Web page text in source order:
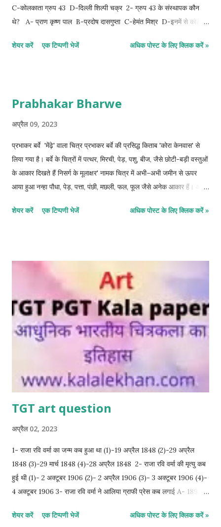
C-कोलकाता ग्रुप 43 D-दिल्ली शिल्पी चक्र 2- ग्रुप 43 के संस्थापक कौन
थे? A- प्राण कृष्ण पाल B-प्रदोष दासगुप्ता C-हेमंत मिश्र D-इनमें से कोई
प्रदोष दासगुप्ता B-प्राण कृष्ण पाल C-कमला दास गुप्ता D-गोपाल घोष
D-1940 असम. 6- प्रदोष दासगुप्ता किस पश्चिमी मूर्तिकार की कला से काफी
प्रभावित थे? A- अगस्त रौंदा B-एडवर्ड माने C-हेनरी मूर D-हेनरी मातिस 7-
शेयर करें एक टिप्पणी भेजें अधिक पोस्ट के लिए क्लिक करें »
Prabhakar Bharwe
अप्रैल 09, 2023
प्रभाकर बर्वे 'मेंढ़े' वाला चित्र प्रभाकर बर्वे की प्रसिद्ध किताब 'कोरा केनवास' से
लिया गया है। बर्वे के चित्रों में पत्थर, मिरची, पेड़, पशु, बीज, जैसे छोटी-बड़ी वस्तुओं
के आकार दिखते हैं निसर्ग के मूलाक्षर' नामक चित्र में अभी–अभी जमीन से ऊपर
आया हुआ नन्हा पौधा, पेड़, पत्ता, पंछी, मछली, फल, फूल जैसे अनेक आकार हैं। आपने
वाला मछली का आकार, या फिर किसी उबड़-खाबड़ बादल में चेहरा ? ऐसे कई
शेयर करें एक टिप्पणी भेजें अधिक पोस्ट के लिए क्लिक करें »
TGT art question
अप्रैल 02, 2023
1- राजा रवि वर्मा का जन्म कब हुआ था (1)-19 अप्रैल 1848 (2)-29 अप्रैल
1848 (3)-29 मार्च 1848 (4)-28 अप्रैल 1848 2- राजा रवि वर्मा की मृत्यु कब
हुई थी (1)- 2 अक्टूबर 1906 (2)- 2 अप्रैल 1906 (3)- 3 अक्टूबर 1906 (4)-
4 अक्टूबर 1906 3- राजा रवि वर्मा ने आलिया ग्राफी प्रेस कब लगाई A- 1893
भारतीय कला में हिमालय B- हैंडबुक आफ इंडियन आर्ट C- पवित्र नगर बनारस D-
शेयर करें एक टिप्पणी भेजें अधिक पोस्ट के लिए क्लिक करें »